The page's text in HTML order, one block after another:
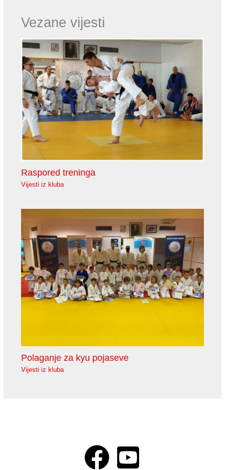
Vezane vijesti
Raspored treninga
Vijesti iz kluba
Polaganje za kyu pojaseve
Vijesti iz kluba